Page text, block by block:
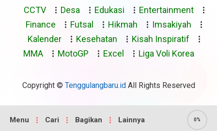
CCTV
Desa Edukasi
Entertainment
Finance
Futsal Hikmah
Imsakiyah
Kalender
Kesehatan
Kisah Inspiratif
MMA
MotoGP Excel Liga Voli Korea
Copyright © Tenggulangbaru.idAll Rights Reserved
Menu Cari Bagikan Lainnya 0%